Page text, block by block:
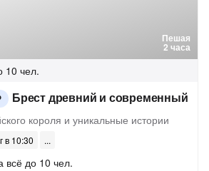
Пешая
2 часа
10 чел.
Брест древний и современный
короля и уникальные истории
в 10:30
всё до 10 чел.